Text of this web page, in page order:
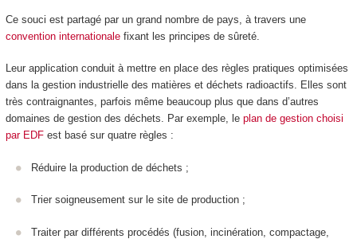
Ce souci est partagé par un grand nombre de pays, à travers une
convention internationalefixant les principes de sûreté.
Leur application conduit à mettre en place des règles pratiques optimisées
dans la gestion industrielle des matières et déchets radioactifs. Elles sont
très contraignantes, parfois même beaucoup plus que dans d’autres
domaines de gestion des déchets. Par exemple, le plan de gestion choisi
par EDFest basé sur quatre règles :
Réduire la production de déchets ;
Trier soigneusement sur le site de production ;
Traiter par différents procédés (fusion, incinération, compactage,